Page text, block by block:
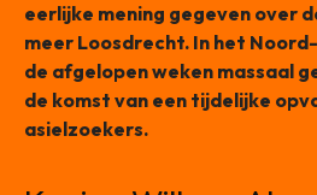
eerlijke mening gegeven over
meer Loosdrecht. In het
de afgelopen weken massaal
de komst van een tijdelijke
asielzoekers.